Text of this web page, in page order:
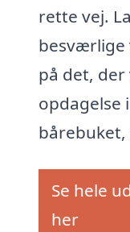
rette vej.
besværlige
på det,
opdagelse
Se hele
her